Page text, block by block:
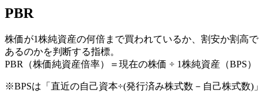
PBR
株価が1株純資産の何倍まで買われているか、割安か割高で
あるのかを判断する指標。
PBR（株価純資産倍率）＝現在の株価 ÷ 1株純資産（BPS）
※BPSは「直近の自己資本÷(発行済み株式数－自己株式数)」